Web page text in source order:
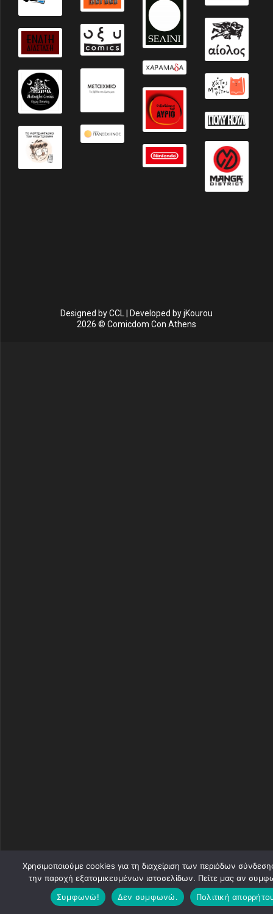
Designed byCCL | Developed byjKourou
2026 © Comicdom Con Athens
Χρησιμοποιούμε cookies για τη διαχείριση των περιόδων
την παροχή εξατομικευμένων ιστοσελίδων. Πείτε μας αν
Συμφωνώ!
Δεν συμφωνώ. Πολιτική